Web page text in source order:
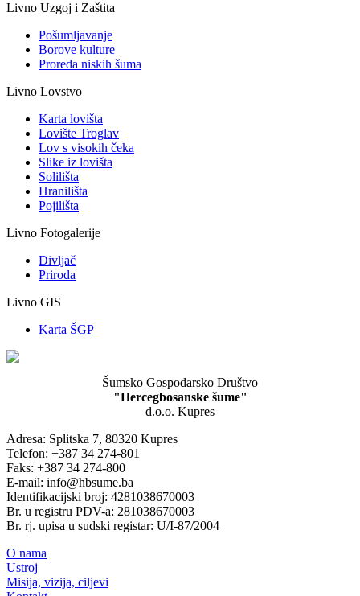
Livno Uzgoj i Zaštita
Pošumljavanje
Borove kulture
Proreda niskih šuma
Livno Lovstvo
Karta lovišta
Lovište Troglav
Lov s visokih čeka
Slike iz lovišta
Solilišta
Hranilišta
Pojilišta
Livno Fotogalerije
Divljač
Priroda
Livno GIS
Karta ŠGP
Šumsko Gospodarsko Društvo
"Hercegbosanske šume"
d.o.o. Kupres
Adresa: Splitska 7, 80320 Kupres
Telefon: +387 34 274-801
Faks: +387 34 274-800
E-mail: info@hbsume.ba
Identifikacijski broj: 4281038670003
Br. u registru PDV-a: 281038670003
Br. rj. upisa u sudski registar: U/I-87/2004
O nama
Ustroj
Misija, vizija, ciljevi